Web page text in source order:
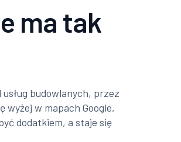
ma tak
budowlanych, przez
w mapach Google,
dodatkiem, a staje się